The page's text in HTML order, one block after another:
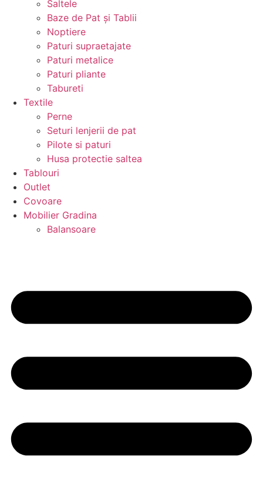
Saltele
Baze de Pat și Tablii
Noptiere
Paturi supraetajate
Paturi metalice
Paturi pliante
Tabureti
Textile
Perne
Seturi lenjerii de pat
Pilote si paturi
Husa protectie saltea
Tablouri
Outlet
Covoare
Mobilier Gradina
Balansoare